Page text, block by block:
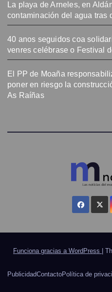
La playa de Arneles, en
contaminación del agua tras
40 anos seguidos coa
venres celébrase o Festival
El PP de Moaña
poner en riesgo la
As Raíñas
Funciona gracias a WordPress |
PublicidadContactoPolítica de